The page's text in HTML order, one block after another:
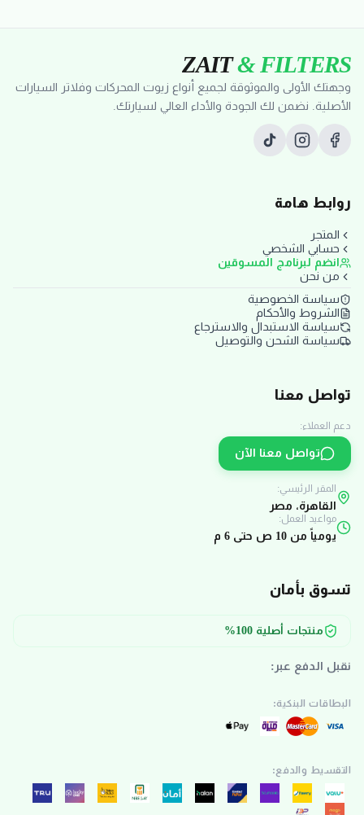
ZAIT& FILTERS
وجهتك الأولى والموثوقة لجميع أنواع زيوت المحركات وفلاتر السيارات
الأصلية. نضمن لك الجودة والأداء العالي لسيارتك.
روابط هامة
المتجر
حسابي الشخصي
انضم لبرنامج المسوقين
من نحن
سياسة الخصوصية
الشروط والأحكام
سياسة الاستبدال والاسترجاع
سياسة الشحن والتوصيل
تواصل معنا
دعم العملاء:
تواصل معنا الآن
المقر الرئيسي:
القاهرة، مصر
مواعيد العمل:
يومياً من 10 ص حتى 6 م
تسوق بأمان
منتجات أصلية 100%
نقبل الدفع عبر:
البطاقات البنكية:
التقسيط والدفع: